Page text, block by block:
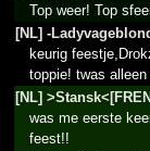
Top weer! Top
[NL] -
keurig
toppie! twas
[NL]
was me eerste
feest!!